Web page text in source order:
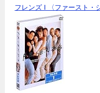
フレンズ I 〈ファースト・